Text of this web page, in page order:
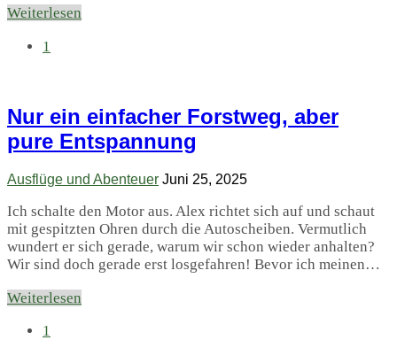
Weiterlesen
1
Nur ein einfacher Forstweg, aber
pure Entspannung
Ausflüge und Abenteuer Juni 25, 2025
Ich schalte den Motor aus. Alex richtet sich auf und schaut
mit gespitzten Ohren durch die Autoscheiben. Vermutlich
wundert er sich gerade, warum wir schon wieder anhalten?
Wir sind doch gerade erst losgefahren! Bevor ich meinen…
Weiterlesen
1